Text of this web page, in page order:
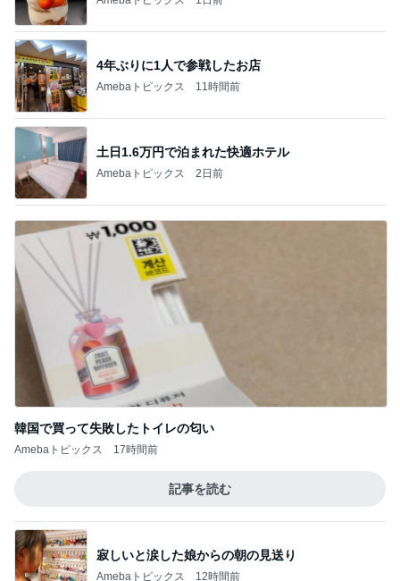
4年ぶりに1人で参戦したお店
Amebaトピックス 11時間前
土日1.6万円で泊まれた快適ホテル
Amebaトピックス 2日前
韓国で買って失敗したトイレの匂い
Amebaトピックス 17時間前
記事を読む
寂しいと涙した娘からの朝の見送り
Amebaトピックス 12時間前